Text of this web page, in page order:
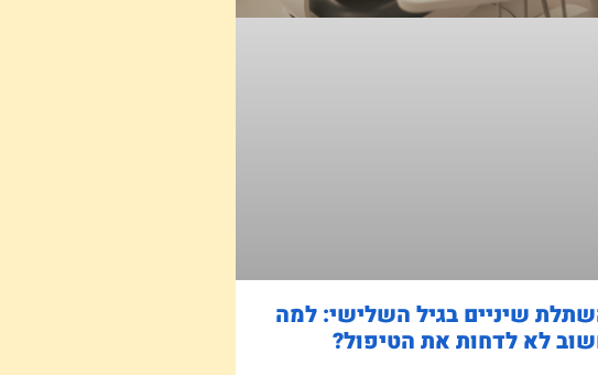
שיניים בגיל השלישי: למה
לא לדחות את הטיפול?